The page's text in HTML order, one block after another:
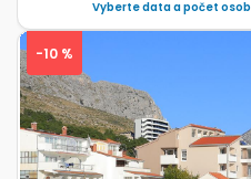
Vyberte data a počet osob
-10 %